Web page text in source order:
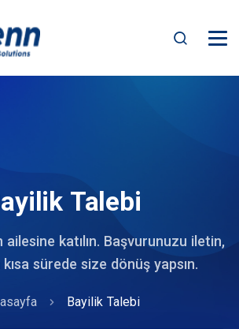
Talebi
katılın. Başvurunuzu iletin,
sürede size dönüş yapsın.
Bayilik Talebi